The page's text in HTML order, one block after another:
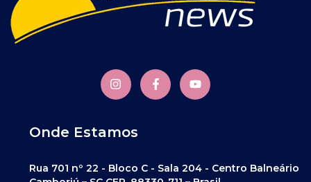
Onde Estamos
Rua 701 nº 22 - Bloco C - Sala 204 - Centro Balneário